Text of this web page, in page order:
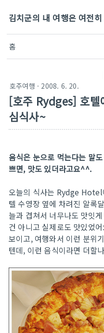
김치군의 내 여행은 여전
홈
호주여행 · 2008. 6. 20.
[호주 Rydges] 호텔
심식사~
음식은 눈으로 먹는다는 말
쁘면, 맛도 있더라고요^^.
오늘의 식사는 Rydge Hotel
텔 수영장 옆에 차려진 알록
늘과 겹쳐서 너무나도 맛잇
건 아니고 실제로도 맛있었
보이고, 여행와서 이런 분위
텐데, 이런 음식이라면 더할